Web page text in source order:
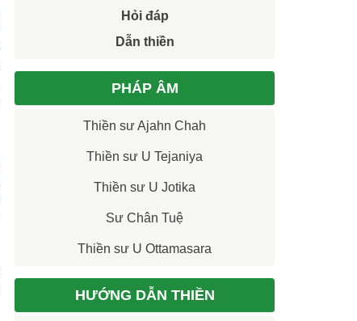
Hỏi đáp
Dẫn thiền
PHÁP ÂM
Thiền sư Ajahn Chah
Thiền sư U Tejaniya
Thiền sư U Jotika
Sư Chân Tuệ
Thiền sư U Ottamasara
HƯỚNG DẪN THIỀN